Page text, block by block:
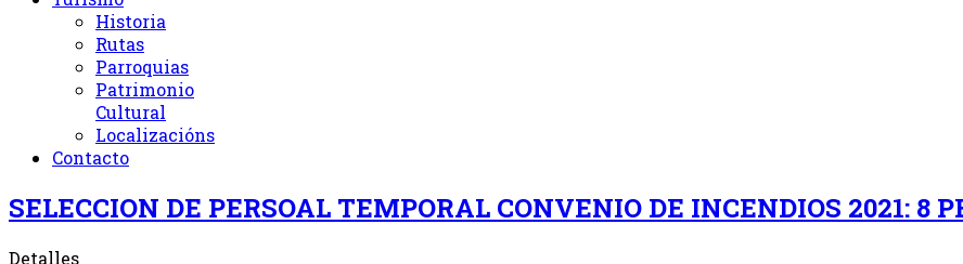
Historia
Rutas
Parroquias
Patrimonio
Cultural
Localizacións
Contacto
SELECCION DE PERSOAL TEMPORAL CONVENIO DE INCENDIOS 2021: 8
Detalles